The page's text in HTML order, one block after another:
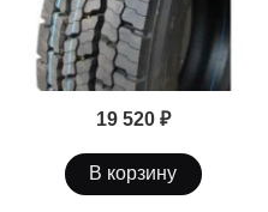
19 520 ₽
В корзину